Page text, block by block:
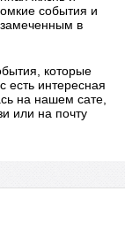
события и
в
которые
есть интересная
на нашем сате,
или на почту